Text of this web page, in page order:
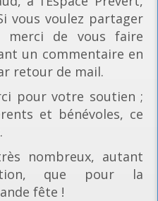
vous voulez partager
merci de vous faire
un commentaire en
retour de mail.
pour votre soutien ;
et bénévoles, ce
nombreux, autant
que pour la
fête !